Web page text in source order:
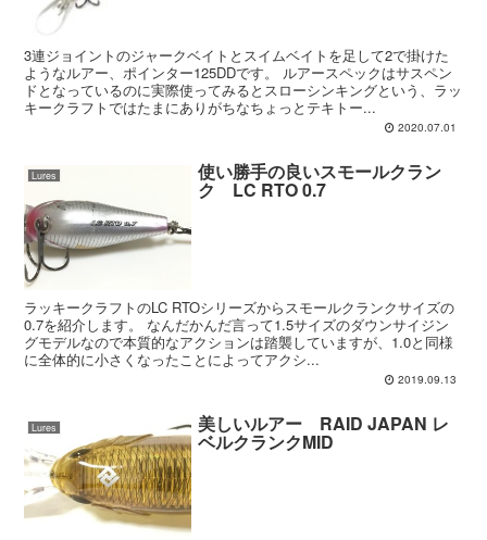
3連ジョイントのジャークベイトとスイムベイトを足して2で掛けた
ようなルアー、ポインター125DDです。 ルアースペックはサスペン
ドとなっているのに実際使ってみるとスローシンキングという、ラッ
キークラフトではたまにありがちなちょっとテキトー...
2020.07.01
Lures 使い勝手の良いスモールクラン
ク LC RTO 0.7
ラッキークラフトのLC RTOシリーズからスモールクランクサイズの
0.7を紹介します。 なんだかんだ言って1.5サイズのダウンサイジン
グモデルなので本質的なアクションは踏襲していますが、1.0と同様
に全体的に小さくなったことによってアクシ...
2019.09.13
Lures 美しいルアー RAID JAPAN レ
ベルクランクMID